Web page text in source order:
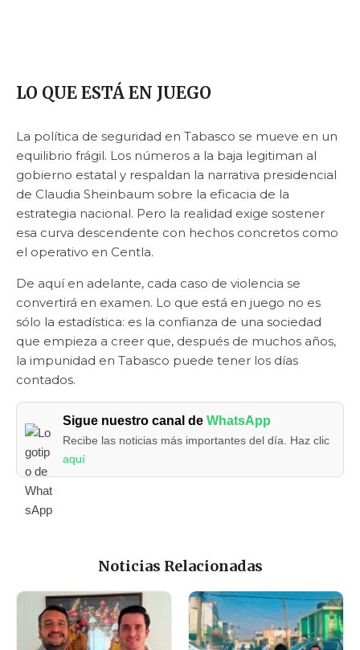
LO QUE ESTÁ EN JUEGO
La política de seguridad en Tabasco se mueve en un
equilibrio frágil. Los números a la baja legitiman al
gobierno estatal y respaldan la narrativa presidencial
de Claudia Sheinbaum sobre la eficacia de la
estrategia nacional. Pero la realidad exige sostener
esa curva descendente con hechos concretos como
el operativo en Centla.
De aquí en adelante, cada caso de violencia se
convertirá en examen. Lo que está en juego no es
sólo la estadística: es la confianza de una sociedad
que empieza a creer que, después de muchos años,
la impunidad en Tabasco puede tener los días
contados.
Sigue nuestro canal deWhatsApp
Recibe las noticias más importantes del día. Haz clic
aquí
Noticias Relacionadas